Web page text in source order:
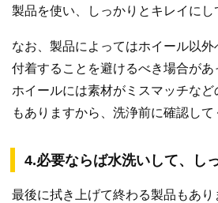
製品を使い、しっかりとキレイにし
なお、製品によってはホイール以
付着することを避けるべき場合が
ホイールには素材がミスマッチな
もありますから、洗浄前に確認して
4.必要ならば水洗いして、し
最後に拭き上げて終わる製品もあ